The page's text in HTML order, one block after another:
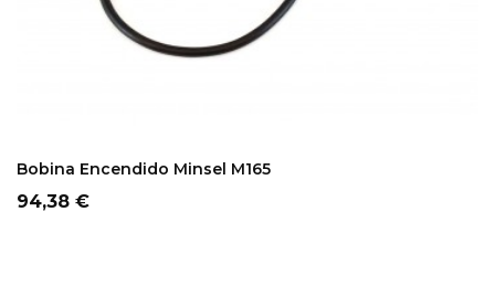
Bobina Encendido Minsel M165
Precio
94,38 €